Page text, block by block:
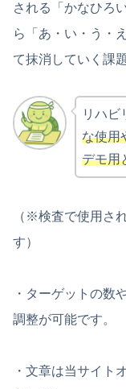
される「かなひろ
ら「あ・い・う・
て抹消していく課
リハビ
な使用
デモ用
（※検査で使用さ
す）
・ターゲットの数
調整が可能です。
・文章は当サイト